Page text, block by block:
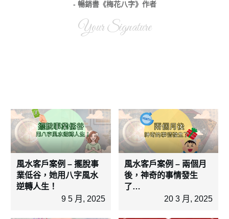
- 暢銷書《梅花八字》作者
Your Signature
風水客戶案例 – 擺脫事
業低谷，她用八字風水
逆轉人生！
9 5 月, 2025
風水客戶案例 – 兩個月
後，神奇的事情發生
了…
20 3 月, 2025